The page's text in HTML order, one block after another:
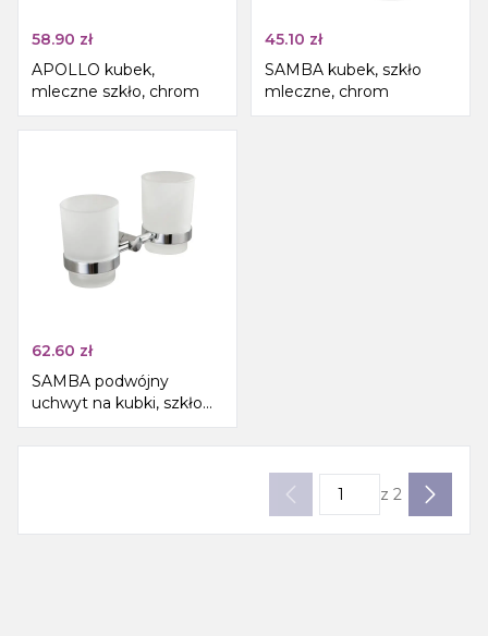
58.90 zł
APOLLO kubek,
mleczne szkło, chrom
45.10 zł
SAMBA kubek, szkło
mleczne, chrom
62.60 zł
SAMBA podwójny
uchwyt na kubki, szkło
mleczne, chrom
z 2